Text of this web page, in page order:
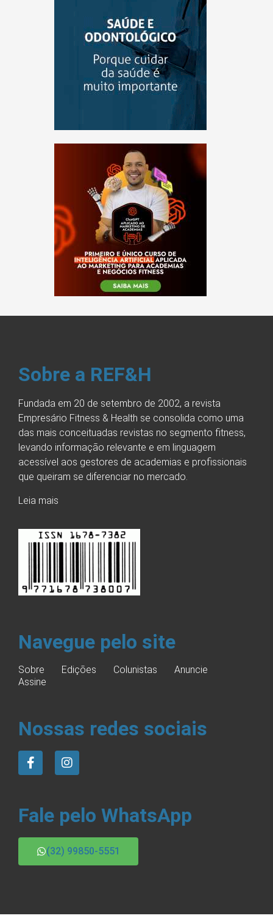
Sobre a REF&H
Fundada em 20 de setembro de 2002, a revista
Empresário Fitness & Health se consolida como uma
das mais conceituadas revistas no segmento fitness,
levando informação relevante e em linguagem
acessível aos gestores de academias e profissionais
que queiram se diferenciar no mercado.
Leia mais
Navegue pelo site
Sobre Edições Colunistas
Anuncie
Assine
Nossas redes sociais
Fale pelo WhatsApp
(32) 99850-5551